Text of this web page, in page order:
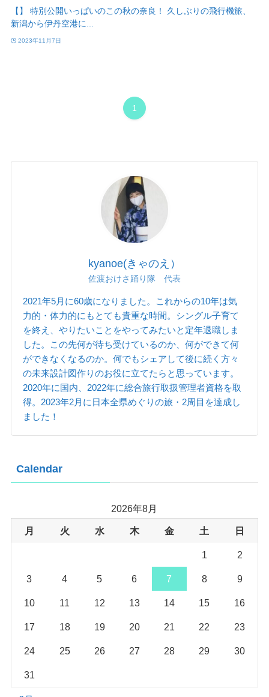
【】 特別公開いっぱいのこの秋の奈良！ 久しぶりの飛行機旅、
新潟から伊丹空港に...
2023年11月7日
1
kyanoe(きゃのえ）
佐渡おけさ踊り隊 代表
2021年5月に60歳になりました。これからの10年は気
力的・体力的にもとても貴重な時間。シングル子育て
を終え、やりたいことをやってみたいと定年退職しま
した。この先何が待ち受けているのか、何ができて何
ができなくなるのか。何でもシェアして後に続く方々
の未来設計図作りのお役に立てたらと思っています。
2020年に国内、2022年に総合旅行取扱管理者資格を取
得。2023年2月に日本全県めぐりの旅・2周目を達成し
ました！
Calendar
2026年8月
月 火 水 木 金 土 日
1 2
3 4 5 6 7 8 9
10 11 12 13 14 15 16
17 18 19 20 21 22 23
24 25 26 27 28 29 30
31